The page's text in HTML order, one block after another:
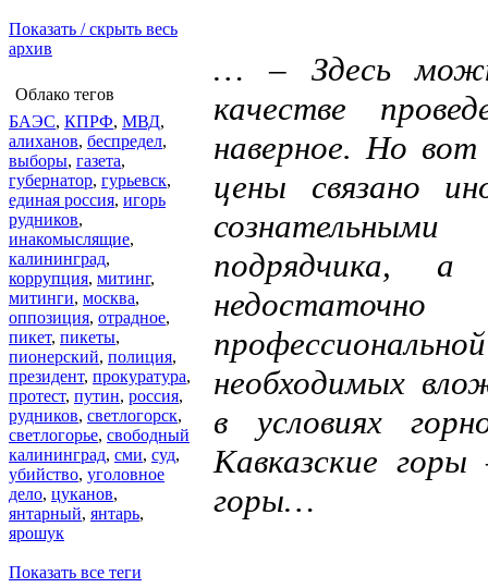
Показать / скрыть весь
архив
Облако тегов
БАЭС, КПРФ, МВД,
алиханов, беспредел,
выборы, газета,
губернатор, гурьевск,
единая россия, игорь
рудников,
инакомыслящие,
калининград,
коррупция, митинг,
митинги, москва,
оппозиция, отрадное,
пикет, пикеты,
пионерский, полиция,
президент, прокуратура,
протест, путин, россия,
рудников, светлогорск,
светлогорье, свободный
калининград, сми, суд,
убийство, уголовное
дело, цуканов,
янтарный, янтарь,
ярошук
Показать все теги
… – Здесь
качестве
наверное. Но
цены связано
подрядчика,
недостаточно
необходимых
в условиях
Кавказские
горы…